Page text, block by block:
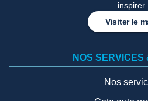
inspirer
Visiter le
NOS SERVICES
Nos